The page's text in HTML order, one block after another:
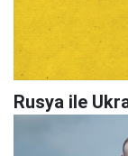
Rusya ile